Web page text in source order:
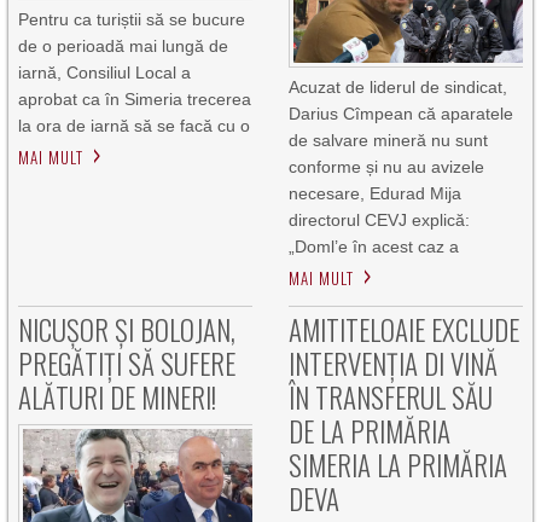
Pentru ca turiștii să se bucure
de o perioadă mai lungă de
iarnă, Consiliul Local a
aprobat ca în Simeria trecerea
la ora de iarnă să se facă cu o
MAI MULT
Acuzat de liderul de sindicat,
Darius Cîmpean că aparatele
de salvare mineră nu sunt
conforme și nu au avizele
necesare, Edurad Mija
directorul CEVJ explică:
„Doml’e în acest caz a
MAI MULT
NICUȘOR ȘI BOLOJAN,
PREGĂTIȚI SĂ SUFERE
ALĂTURI DE MINERI!
AMITITELOAIE EXCLUDE
INTERVENȚIA DI VINĂ
ÎN TRANSFERUL SĂU
DE LA PRIMĂRIA
SIMERIA LA PRIMĂRIA
DEVA